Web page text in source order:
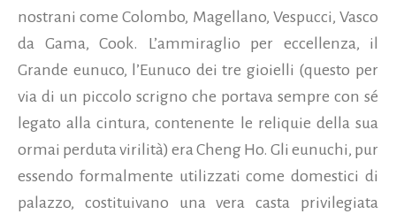
nostrani come Colombo, Magellano, Vespucci, Vasco
da Gama, Cook. L’ammiraglio per eccellenza, il
Grande eunuco, l’Eunuco dei tre gioielli (questo per
via di un piccolo scrigno che portava sempre con sé
legato alla cintura, contenente le reliquie della sua
ormai perduta virilità) era Cheng Ho. Gli eunuchi, pur
essendo formalmente utilizzati come domestici di
palazzo, costituivano una vera casta privilegiata